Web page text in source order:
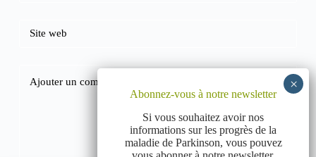
Site web
Ajouter un commentaire
Abonnez-vous à notre newsletter
Si vous souhaitez avoir nos
informations sur les progrès de la
maladie de Parkinson, vous pouvez